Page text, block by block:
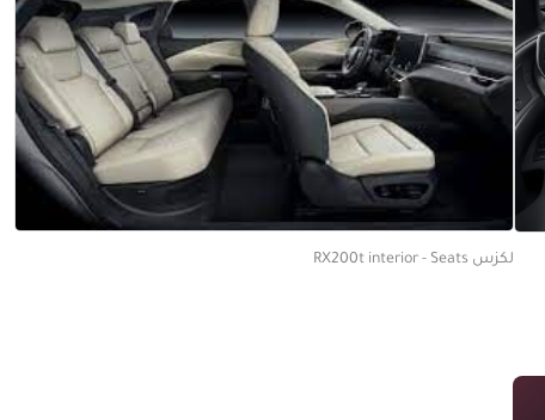
لكزس RX200t interior - Seats